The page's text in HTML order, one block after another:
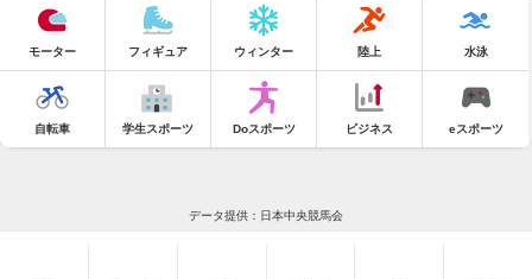
モーター フィギュア ウィンター 陸上 水泳
自転車 学生スポーツ Doスポーツ ビジネス eスポーツ
データ提供：日本中央競馬会